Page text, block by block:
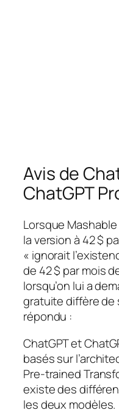
Avis de
ChatGPT
Lorsque
la version à 42 $
« ignorait
de 42 $ par mois
lorsqu’on lui a
gratuite diffère de
répondu :
ChatGPT et
basés sur
Pre-trained
existe des
les deux modèles.